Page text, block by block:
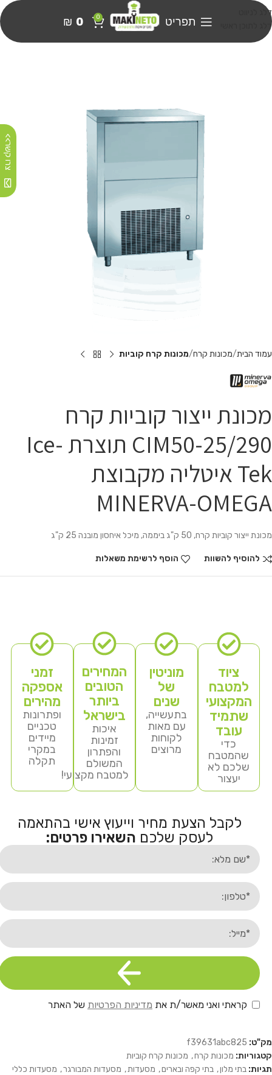
דלג לניווט
דלג לתוכן ראשי
תפריט 0
₪ 0
עמוד הבית מכונות קרח מכונות קרח קוביות
מכונת ייצור קוביות קרח
CIM50-25/290 תוצרת Ice-
Tek איטליה מקבוצת
MINERVA-OMEGA
מכונת ייצור קוביות קרח, 50 ק"ג ביממה, מיכל איחסון מובנה 25 ק"ג
להוסיף להשוות הוסף לרשימת משאלות
ציוד
למטבח
המקצועי
שתמיד
עובד
כדי
שהמטבח
שלכם לא
יעצור
מוניטין
של
שנים
בתעשייה,
עם מאות
לקוחות
מרוצים
המחירים
הטובים
ביותר
בישראל
איכות
זמינות
והפתרון
המשולם
למטבח מקצועי!
זמני
אספקה
מהירים
ופתרונות
טכניים
מיידים
במקרי
תקלה
לקבל הצעת מחיר וייעוץ אישי בהתאמה
לעסק שלכם השאירו פרטים:
קראתי ואני מאשר/ת את מדיניות הפרטיות של האתר
מק"ט: f39631abc825
קטגוריות: מכונות קרח, מכונות קרח קוביות
תגיות: בתי מלון, בתי קפה ובארים, מסעדות, מסעדות המבורגר, מסעדות כללי
צרו קשר>>